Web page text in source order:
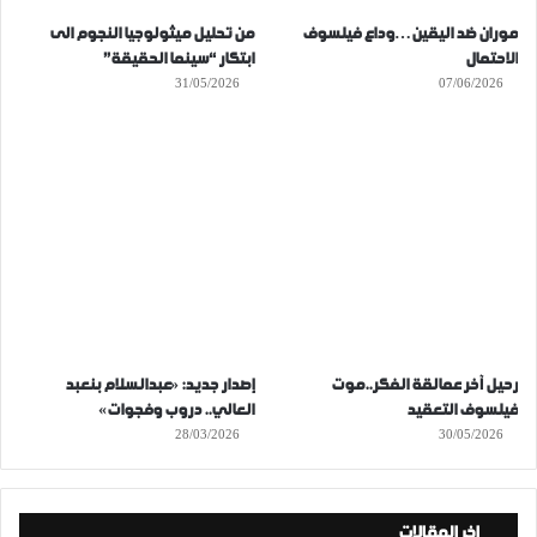
موران ضد اليقين…وداع فيلسوف
الاحتمال
07/06/2026
من تحليل ميثولوجيا النجوم الى
ابتكار “سينما الحقيقة”
31/05/2026
رحيل آخر عمالقة الفكر..موت
فيلسوف التعقيد
30/05/2026
إصدار جديد: «عبدالسلام بنعبد
العالي.. دروب وفجوات»
28/03/2026